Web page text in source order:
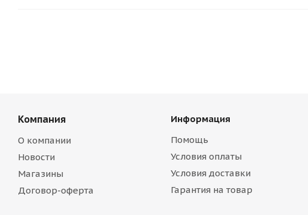
Компания
О компании
Новости
Магазины
Договор-оферта
Информация
Помощь
Условия оплаты
Условия доставки
Гарантия на товар